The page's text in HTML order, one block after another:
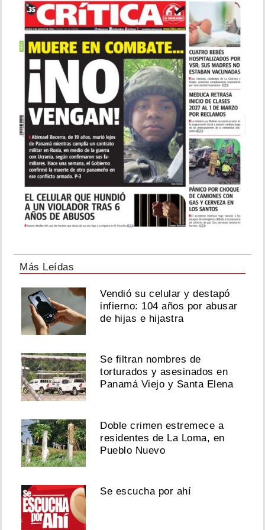
Más Leídas
Vendió su celular y destapó
infierno: 104 años por abusar
de hijas e hijastra
Se filtran nombres de
torturados y asesinados en
Panamá Viejo y Santa Elena
Doble crimen estremece a
residentes de La Loma, en
Pueblo Nuevo
Se escucha por ahí